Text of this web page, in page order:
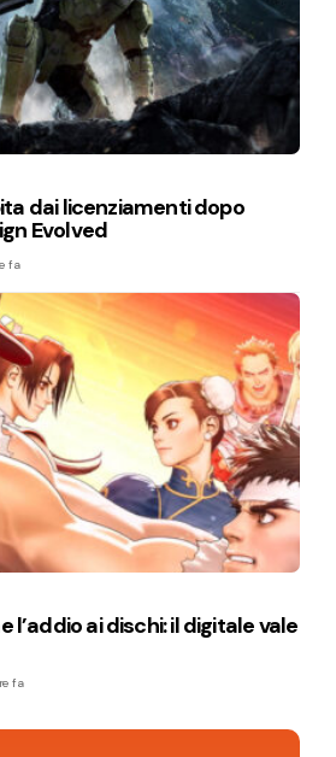
dai licenziamenti dopo
Evolved
fa
l’addio ai dischi: il digitale vale
fa